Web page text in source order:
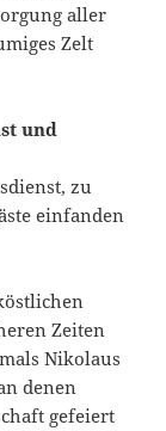
aller
Zelt
und
zu
einfanden
Zeiten
Nikolaus
denen
gefeiert